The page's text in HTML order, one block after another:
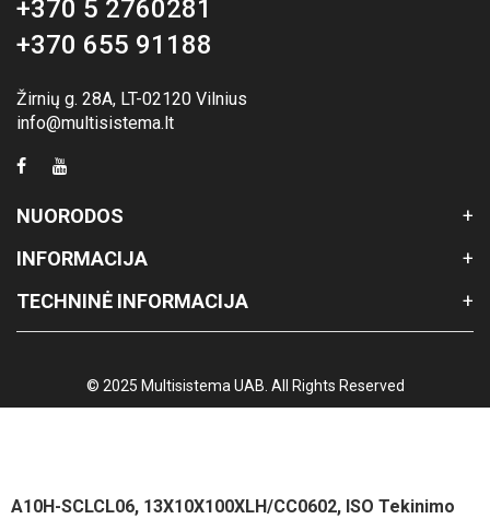
+370 5 2760281
+370 655 91188
Žirnių g. 28A, LT-02120 Vilnius
info@multisistema.lt
NUORODOS
INFORMACIJA
TECHNINĖ INFORMACIJA
© 2025 Multisistema UAB. All Rights Reserved
A10H-SCLCL06, 13X10X100XLH/CC0602, ISO Tekinimo